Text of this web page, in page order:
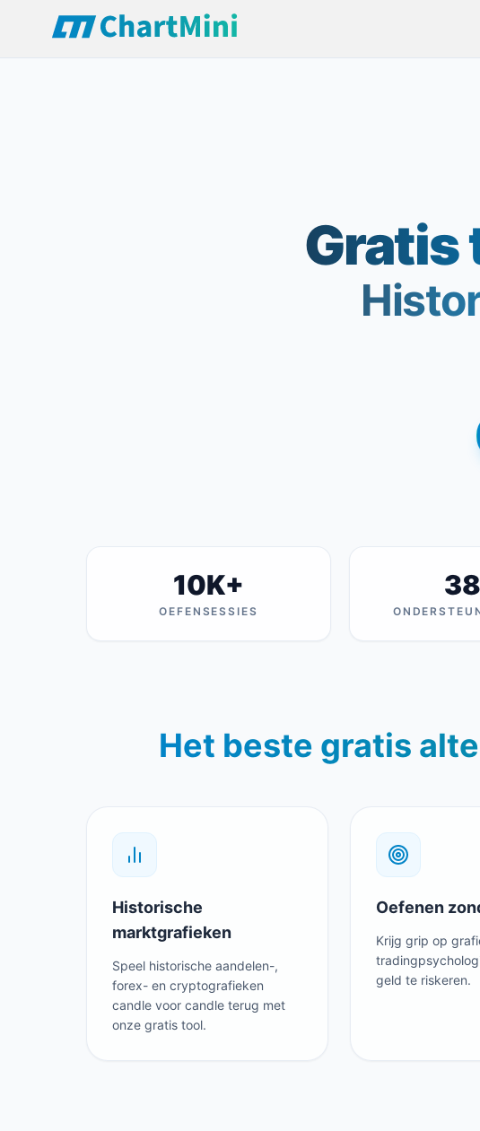
Gratis
10K+
OEFENSESSIES
Het beste gratis
Historische
marktgrafieken
Speel historische aandelen-,
forex- en cryptografieken
candle voor candle terug met
onze gratis tool.
Oefenen
Krijg grip op
geld te riskeren.